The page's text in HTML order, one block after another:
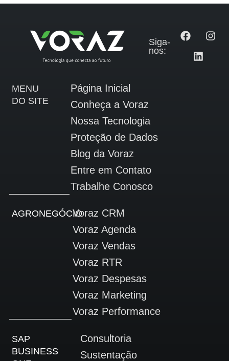
Siga-
nos:
MENU
DO SITE
Página Inicial
Conheça a Voraz
Nossa Tecnologia
Proteção de Dados
Blog da Voraz
Entre em Contato
Trabalhe Conosco
AGRONEGÓCIOVoraz CRM
Voraz Agenda
Voraz Vendas
Voraz RTR
Voraz Despesas
Voraz Marketing
Voraz Performance
SAP
BUSINESS
Consultoria
Sustentação